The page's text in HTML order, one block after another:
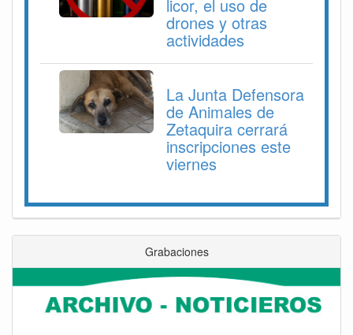
licor, el uso de
drones y otras
actividades
La Junta Defensora
de Animales de
Zetaquira cerrará
inscripciones este
viernes
Grabaciones